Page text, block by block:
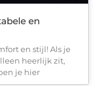
en
en stijl! Als je
heerlijk zit,
je hier